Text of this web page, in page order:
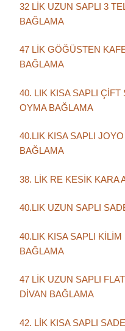
32 LİK UZUN SAPLI 3
BAĞLAMA
47 LİK GÖĞÜSTEN
BAĞLAMA
40. LIK KISA SAPLI
OYMA BAĞLAMA
40.LIK KISA SAPLI
BAĞLAMA
38. LİK RE KESİK KARA
40.LIK UZUN SAPLI
40.LIK KISA SAPLI
BAĞLAMA
47 LİK UZUN SAPLI
DİVAN BAĞLAMA
42. LİK KISA SAPLI